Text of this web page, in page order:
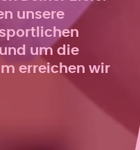
unsere
um die
erreichen wir